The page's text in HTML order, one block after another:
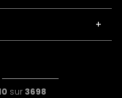
sur 3698